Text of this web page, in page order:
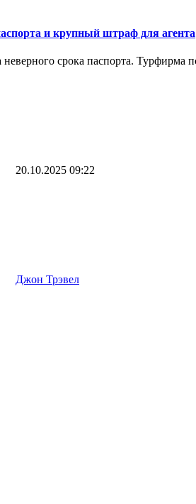
и крупный штраф для агента
срока паспорта.
20.10.2025 09:22
Джон Трэвел